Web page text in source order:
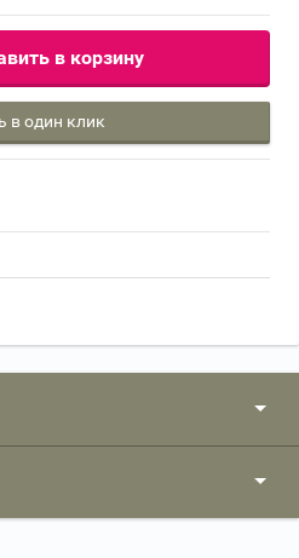
в корзину
в один клик